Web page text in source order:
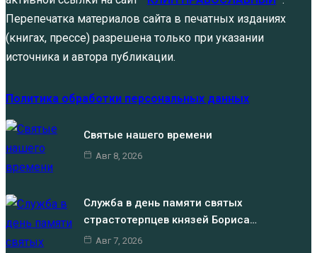
Перепечатка материалов сайта в печатных изданиях
(книгах, прессе) разрешена только при указании
источника и автора публикации.
Политика обработки персональных данных
Святые нашего времени
Авг 8, 2026
Служба в день памяти святых
страстотерпцев князей Бориса…
Авг 7, 2026